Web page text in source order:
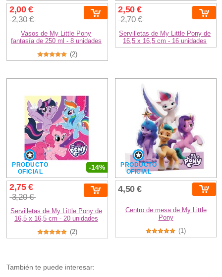
2,00 €
2,30 €
Vasos de My Little Pony
fantasía de 250 ml - 8 unidades
(2)
2,50 €
2,70 €
Servilletas de My Little Pony de
16,5 x 16,5 cm - 16 unidades
-14%
PRODUCTO
OFICIAL
2,75 €
3,20 €
Servilletas de My Little Pony de
16,5 x 16,5 cm - 20 unidades
(2)
PRODUCTO
OFICIAL
4,50 €
Centro de mesa de My Little
Pony
(1)
También te puede interesar: